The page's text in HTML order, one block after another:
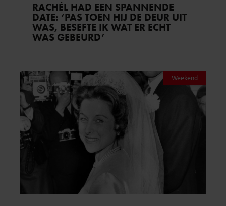
RACHÉL HAD EEN SPANNENDE
DATE: ‘PAS TOEN HIJ DE DEUR UIT
WAS, BESEFTE IK WAT ER ECHT
WAS GEBEURD’
Weekend